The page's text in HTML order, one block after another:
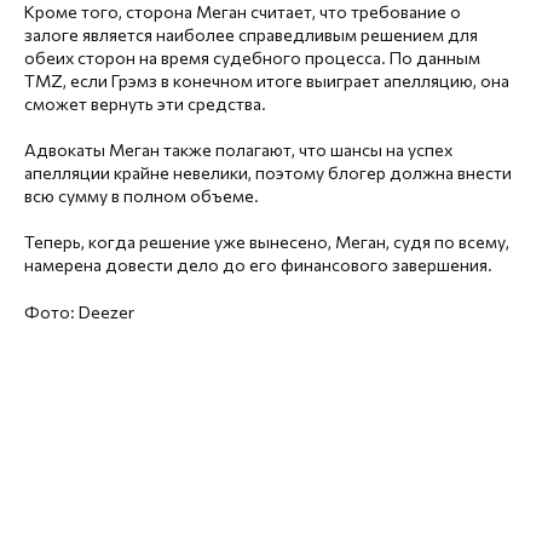
Кроме того, сторона Меган считает, что требование о
залоге является наиболее справедливым решением для
обеих сторон на время судебного процесса. По данным
TMZ, если Грэмз в конечном итоге выиграет апелляцию, она
сможет вернуть эти средства.
Адвокаты Меган также полагают, что шансы на успех
апелляции крайне невелики, поэтому блогер должна внести
всю сумму в полном объеме.
Теперь, когда решение уже вынесено, Меган, судя по всему,
намерена довести дело до его финансового завершения.
Фото: Deezer